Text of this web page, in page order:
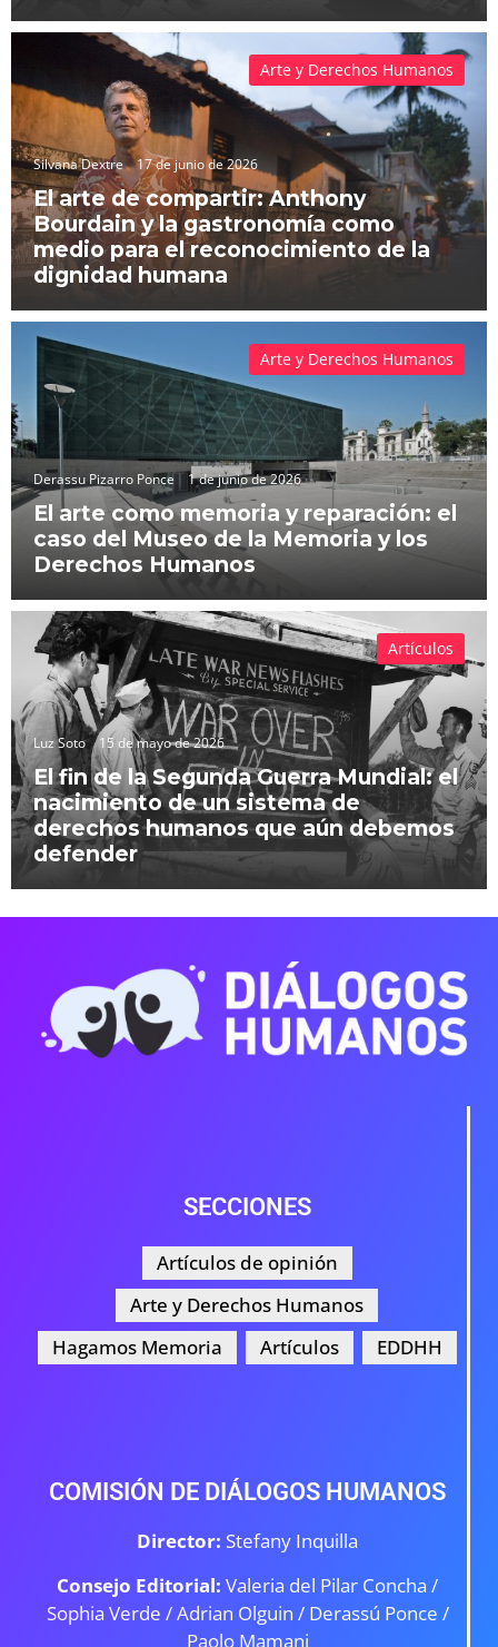
Silvana Dextre 17 de junio de 2026
El arte de compartir: Anthony
Bourdain y la gastronomía como
medio para el reconocimiento de la
dignidad humana
Arte y Derechos Humanos
Derassu Pizarro Ponce 1 de junio de 2026
El arte como memoria y reparación: el
caso del Museo de la Memoria y los
Derechos Humanos
Arte y Derechos Humanos
Luz Soto 15 de mayo de 2026
El fin de la Segunda Guerra Mundial: el
nacimiento de un sistema de
derechos humanos que aún debemos
defender
Artículos
SECCIONES
Artículos de opinión
Arte y Derechos Humanos
Hagamos Memoria
Artículos EDDHH
COMISIÓN DE DIÁLOGOS HUMANOS
Director: Stefany Inquilla
Consejo Editorial: Valeria del Pilar Concha /
Sophia Verde /Adrian Olguin / Derassú Ponce /
Paolo Mamani